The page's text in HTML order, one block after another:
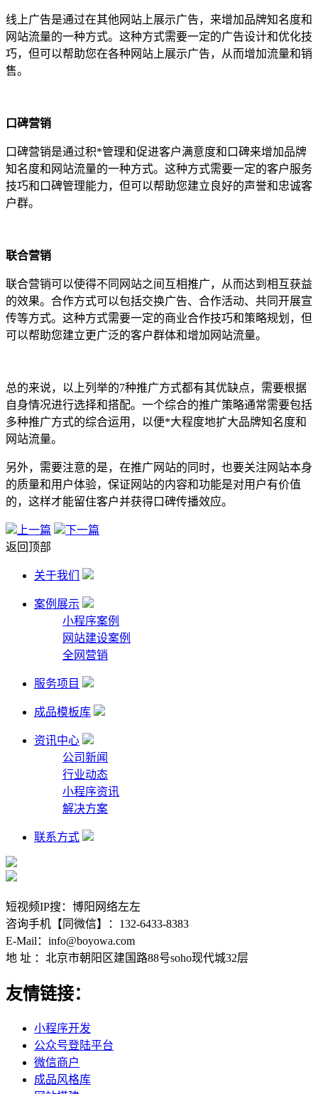
线上广告是通过在其他网站上展示广告，来增加品牌知名度和
网站流量的一种方式。这种方式需要一定的广告设计和优化技
巧，但可以帮助您在各种网站上展示广告，从而增加流量和销
售。
口碑营销
口碑营销是通过积*管理和促进客户满意度和口碑来增加品牌
知名度和网站流量的一种方式。这种方式需要一定的客户服务
技巧和口碑管理能力，但可以帮助您建立良好的声誉和忠诚客
户群。
联合营销
联合营销可以使得不同网站之间互相推广，从而达到相互获益
的效果。合作方式可以包括交换广告、合作活动、共同开展宣
传等方式。这种方式需要一定的商业合作技巧和策略规划，但
可以帮助您建立更广泛的客户群体和增加网站流量。
总的来说，以上列举的7种推广方式都有其优缺点，需要根据
自身情况进行选择和搭配。一个综合的推广策略通常需要包括
多种推广方式的综合运用，以便*大程度地扩大品牌知名度和
网站流量。
另外，需要注意的是，在推广网站的同时，也要关注网站本身
的质量和用户体验，保证网站的内容和功能是对用户有价值
的，这样才能留住客户并获得口碑传播效应。
上一篇
下一篇
返回顶部
关于我们
案例展示
小程序案例
网站建设案例
全网营销
服务项目
成品模板库
资讯中心
公司新闻
行业动态
小程序资讯
解决方案
联系方式
短视频IP搜：博阳网络左左
咨询手机【同微信】：132-6433-8383
E-Mail：info@boyowa.com
地 址 ：北京市朝阳区建国路88号soho现代城32层
友情链接：
小程序开发
公众号登陆平台
微信商户
成品风格库